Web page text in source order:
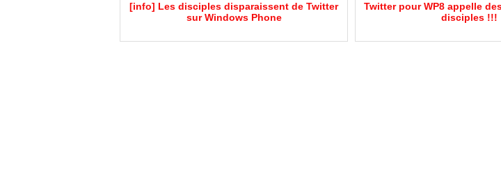
[info] Les disciples disparaissent de Twitter
sur Windows Phone
Twitter pour WP8 appelle
disciples !!!